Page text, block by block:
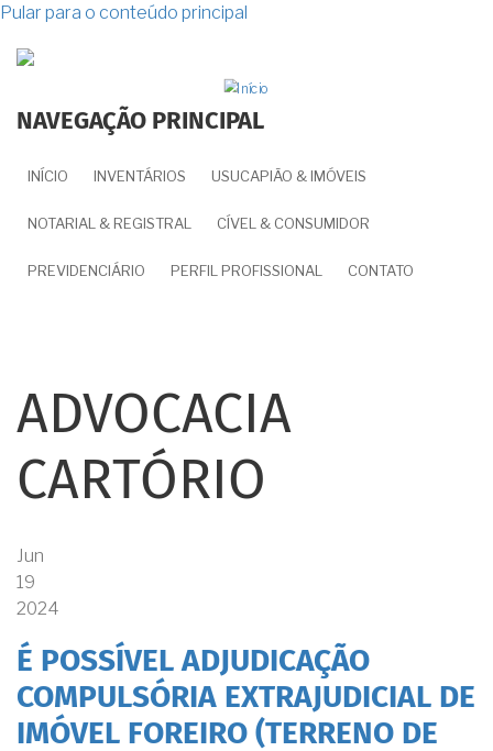
Pular para o conteúdo principal
NAVEGAÇÃO PRINCIPAL
INÍCIO INVENTÁRIOS USUCAPIÃO & IMÓVEIS
NOTARIAL & REGISTRAL CÍVEL & CONSUMIDOR
PREVIDENCIÁRIO PERFIL PROFISSIONAL CONTATO
ADVOCACIA
CARTÓRIO
Jun
19
2024
É POSSÍVEL ADJUDICAÇÃO
COMPULSÓRIA EXTRAJUDICIAL DE
IMÓVEL FOREIRO (TERRENO DE